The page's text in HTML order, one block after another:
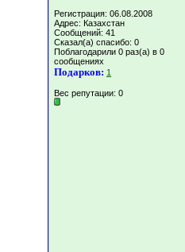
Регистрация: 06.08.2008
Адрес: Казахстан
Сообщений: 41
Сказал(а) спасибо: 0
Поблагодарили 0 раз(а) в 0
сообщениях
Подарков: 1
Вес репутации: 0